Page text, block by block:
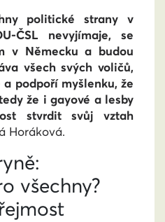
politické strany v
ČSL nevyjímaje, se
v Německu a budou
všech svých voličů,
podpoří myšlenku, že
že i gayové a lesby
stvrdit svůj vztah
Horáková.
všechny?